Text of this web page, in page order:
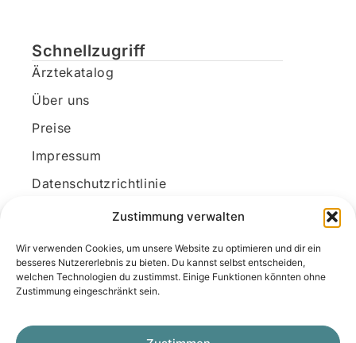
Zustimmung verwalten
Wir verwenden Cookies, um unsere Website zu optimieren und dir ein
besseres Nutzererlebnis zu bieten. Du kannst selbst entscheiden,
welchen Technologien du zustimmst. Einige Funktionen könnten ohne
Zustimmung eingeschränkt sein.
Schnellzugriff
Ärztekatalog
Über uns
Preise
Impressum
Datenschutzrichtlinie
Kundenkonto
Unsere Kontaktdaten
E-Mail: kontakt@docanonym.com